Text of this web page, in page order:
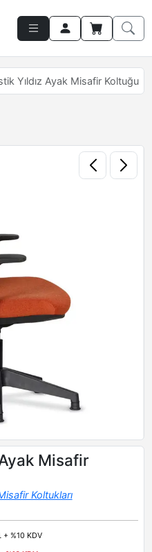
Yıldız Ayak Misafir Koltuğu
Misafir
Koltukları
+ %10 KDV